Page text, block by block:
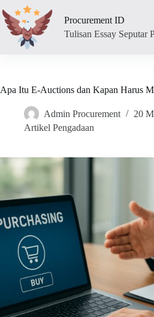
to
content
Procurement ID
Tulisan Essay Seputar
Apa Itu E-Auctions dan Kapan Harus
Admin Procurement
20
Artikel Pengadaan